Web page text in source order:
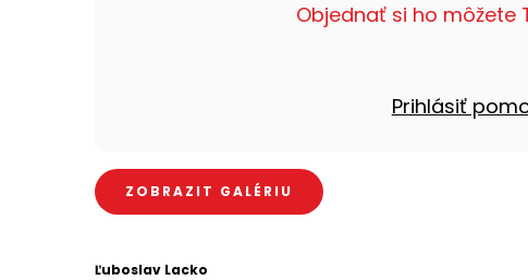
Objednať si ho môžete
Prihlásiť
ZOBRAZIT GALÉRIU
Ľuboslav Lacko